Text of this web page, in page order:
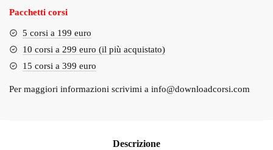
Pacchetti corsi
5 corsi a 199 euro
10 corsi a 299 euro (il più acquistato)
15 corsi a 399 euro
Per maggiori informazioni scrivimi a info@downloadcorsi.com
Descrizione